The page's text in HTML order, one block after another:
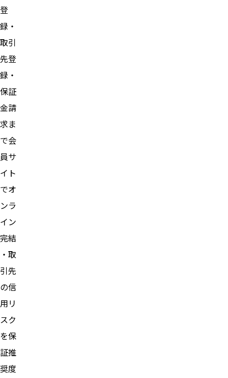
登
録・
取引
先登
録・
保証
金請
求ま
で会
員サ
イト
でオ
ンラ
イン
完結
・取
引先
の信
用リ
スク
を保
証推
奨度